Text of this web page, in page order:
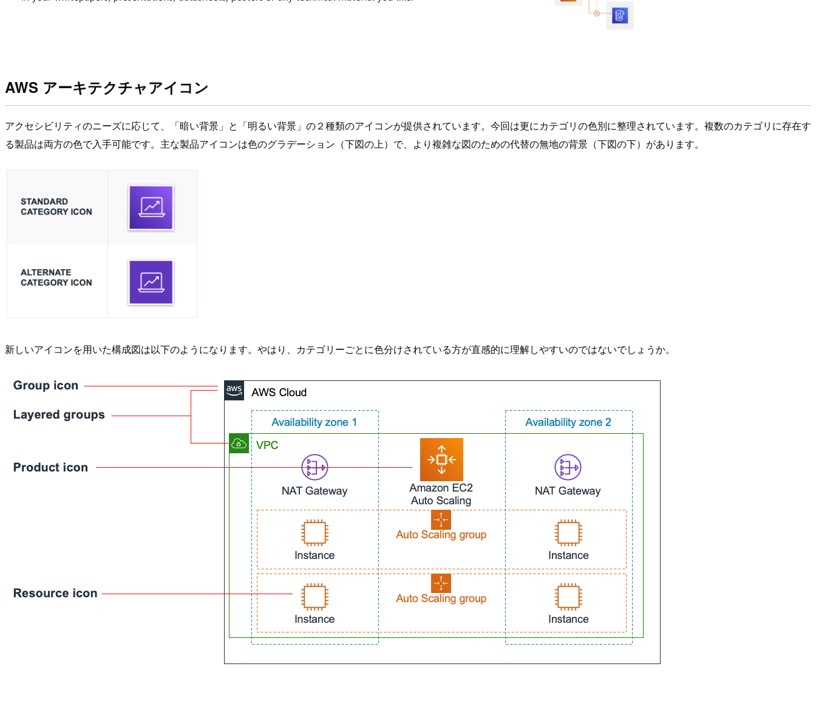
AWS アーキテクチャアイコン
アクセシビリティのニーズに応じて、「暗い背景」と「明るい背景」の２種類のアイコンが提供されています。今回は更にカテゴリの色別に整理されています。複数のカテゴリに存在す
る製品は両方の色で入手可能です。主な製品アイコンは色のグラデーション（下図の上）で、より複雑な図のための代替の無地の背景（下図の下）があります。
新しいアイコンを用いた構成図は以下のようになります。やはり、カテゴリーごとに色分けされている方が直感的に理解しやすいのではないでしょうか。